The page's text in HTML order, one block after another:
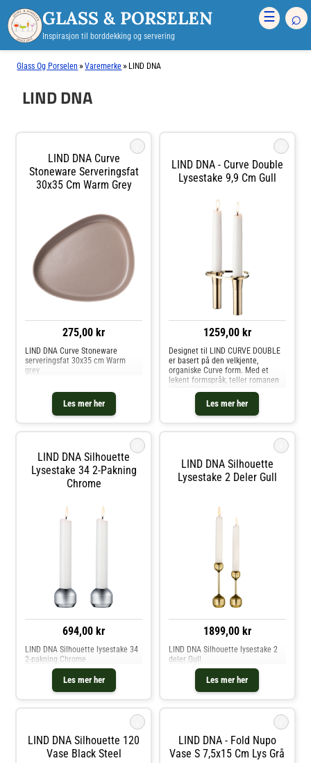
GLASS & PORSELEN
Inspirasjon til borddekking og servering
☰ ⌕
Glass Og Porselen »Varemerke » LIND DNA
LIND DNA
LIND DNA Curve
Stoneware Serveringsfat
30x35 Cm Warm Grey
275,00 kr
Les mer her
LIND DNA Curve Stoneware
serveringsfat 30x35 cm Warm
grey
LIND DNA - Curve Double
Lysestake 9,9 Cm Gull
1259,00 kr
Les mer her
Designet til LIND CURVE DOUBLE
er basert på den velkjente,
organiske Curve form. Med et
lekent formspråk, teller romanen
komponenter som enkelt kan
stables og kombineres på
uendelig mange måter, vertikalt
LIND DNA Silhouette
Lysestake 34 2-Pakning
Chrome
694,00 kr
Les mer her
LIND DNA Silhouette lysestake 34
2-pakning Chrome
LIND DNA Silhouette
Lysestake 2 Deler Gull
1899,00 kr
Les mer her
LIND DNA Silhouette lysestake 2
deler Gull
LIND DNA Silhouette 120
Vase Black Steel
LIND DNA - Fold Nupo
Vase S 7,5x15 Cm Lys Grå